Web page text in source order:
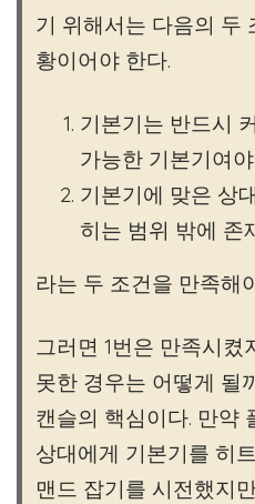
기 위해서는 다음의 두
황이어야 한다.
기본기는 반드시
가능한 기본기여
기본기에 맞은 상
히는 범위 밖에 존
라는 두 조건을 만족해
그러면 1번은 만족시켰
못한 경우는 어떻게 될
캔슬의 핵심이다. 만약
상대에게 기본기를 히
맨드 잡기를 시전했지